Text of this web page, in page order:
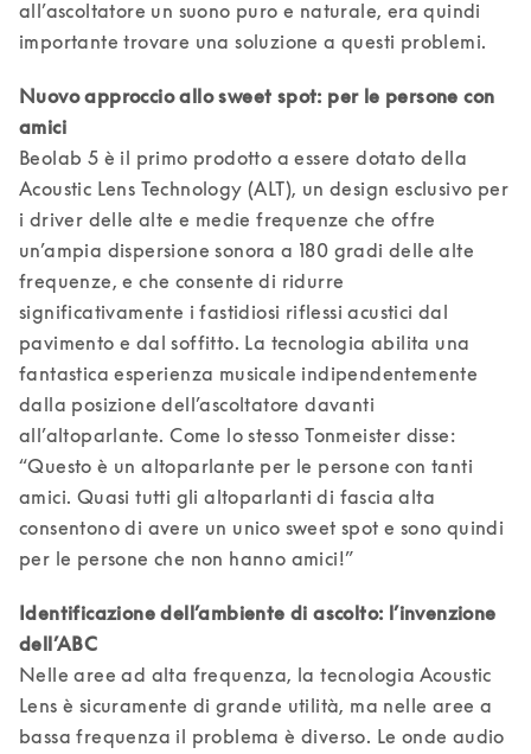
all’ascoltatore un suono puro e naturale, era quindi
Nuovo approccio allo sweet spot: per le persone con
Beolab 5 è il primo prodotto a essere dotato della
Acoustic Lens Technology (ALT), un design esclusivo per
i driver delle alte e medie frequenze che offre
un’ampia dispersione sonora a 180 gradi delle alte
frequenze, e che consente di ridurre
significativamente i fastidiosi riflessi acustici dal
pavimento e dal soffitto. La tecnologia abilita una
fantastica esperienza musicale indipendentemente
dalla posizione dell’ascoltatore davanti
all’altoparlante. Come lo stesso Tonmeister disse:
“Questo è un altoparlante per le persone con tanti
amici. Quasi tutti gli altoparlanti di fascia alta
consentono di avere un unico sweet spot e sono quindi
Identificazione dell’ambiente di ascolto: l’invenzione
Nelle aree ad alta frequenza, la tecnologia Acoustic
Lens è sicuramente di grande utilità, ma nelle aree a
bassa frequenza il problema è diverso. Le onde audio